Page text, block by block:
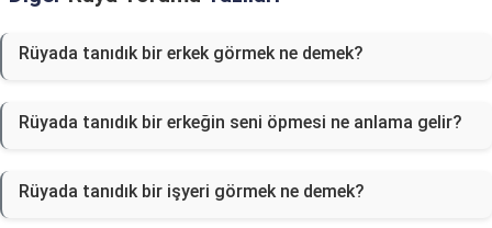
Rüyada tanıdık bir erkek görmek ne demek?
Rüyada tanıdık bir erkeğin seni öpmesi ne anlama gelir?
Rüyada tanıdık bir işyeri görmek ne demek?